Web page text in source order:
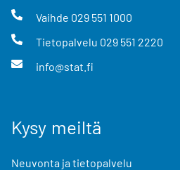
Vaihde 029 551 1000
Tietopalvelu 029 551 2220
info@stat.fi
Kysy meiltä
Neuvonta ja tietopalvelu